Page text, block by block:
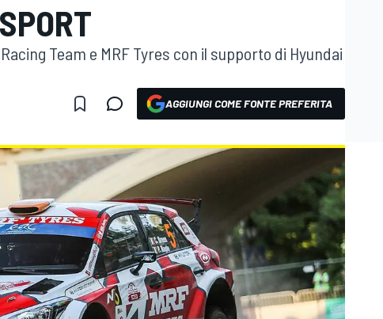
Team e MRF Tyres con il supporto di Hyundai
AGGIUNGI COME FONTE PREFERITA